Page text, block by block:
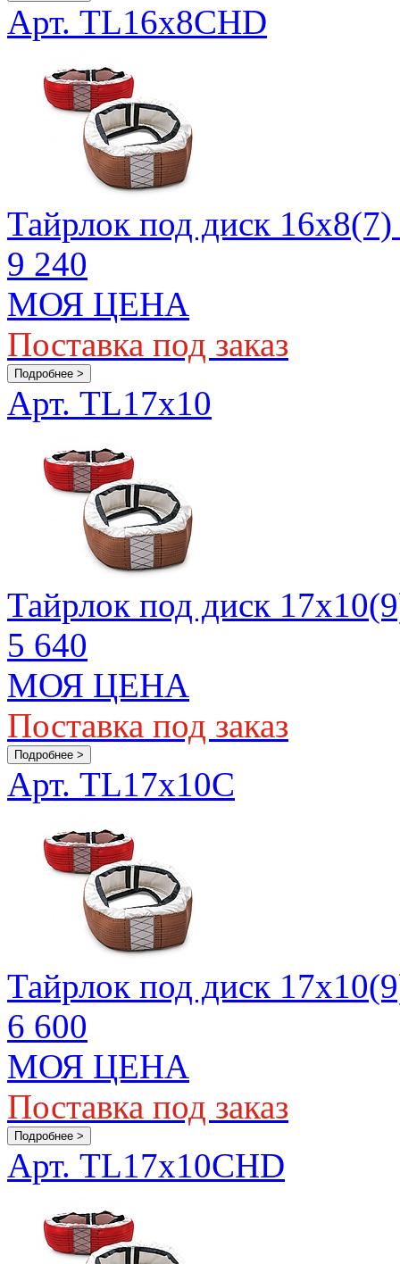
Арт. TL16x8CHD
Тайрлок под диск
9 240
МОЯ ЦЕНА
Поставка под заказ
Подробнее >
Арт. TL17x10
Тайрлок под диск
5 640
МОЯ ЦЕНА
Поставка под заказ
Подробнее >
Арт. TL17x10C
Тайрлок под диск
6 600
МОЯ ЦЕНА
Поставка под заказ
Подробнее >
Арт. TL17x10CHD